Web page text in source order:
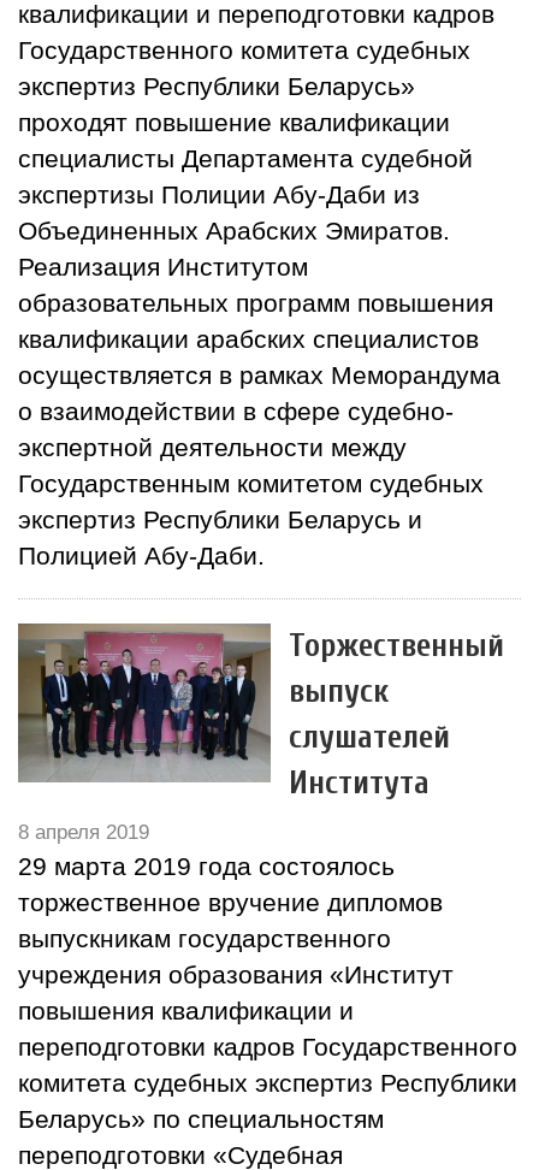
квалификации и переподготовки кадров
Государственного комитета судебных
экспертиз Республики Беларусь»
проходят повышение квалификации
специалисты Департамента судебной
экспертизы Полиции Абу-Даби из
Объединенных Арабских Эмиратов.
Реализация Институтом
образовательных программ повышения
квалификации арабских специалистов
осуществляется в рамках Меморандума
о взаимодействии в сфере судебно-
экспертной деятельности между
Государственным комитетом судебных
экспертиз Республики Беларусь и
Полицией Абу-Даби.
Торжественный
выпуск
слушателей
Института
8 апреля 2019
29 марта 2019 года состоялось
торжественное вручение дипломов
выпускникам государственного
учреждения образования «Институт
повышения квалификации и
переподготовки кадров Государственного
комитета судебных экспертиз Республики
Беларусь» по специальностям
переподготовки «Судебная